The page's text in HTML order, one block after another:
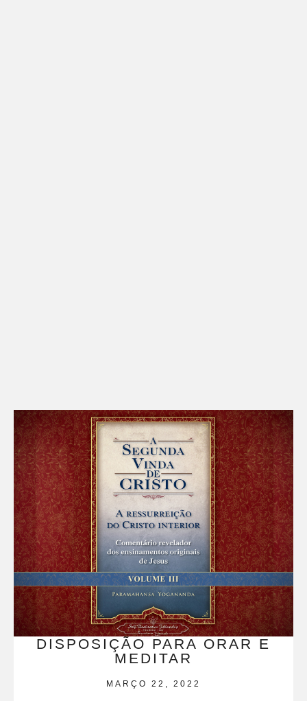
DISPOSIÇÃO PARA ORAR E
MEDITAR
MARÇO 22, 2022